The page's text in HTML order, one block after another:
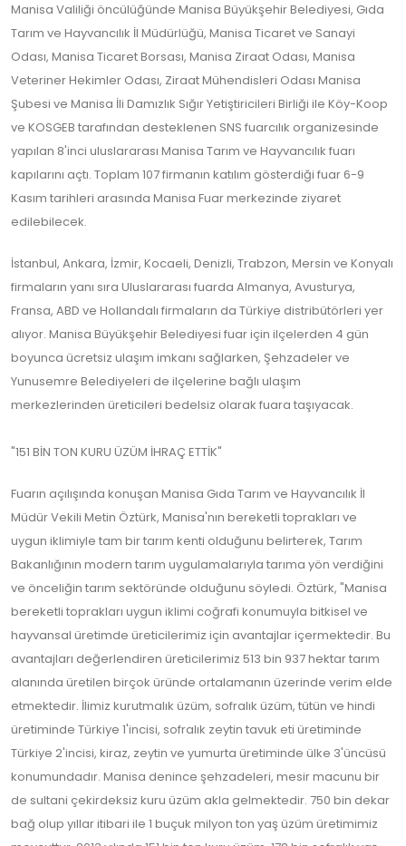
Manisa Valiliği öncülüğünde Manisa Büyükşehir Belediyesi, Gıda
Tarım ve Hayvancılık İl Müdürlüğü, Manisa Ticaret ve Sanayi
Odası, Manisa Ticaret Borsası, Manisa Ziraat Odası, Manisa
Veteriner Hekimler Odası, Ziraat Mühendisleri Odası Manisa
Şubesi ve Manisa İli Damızlık Sığır Yetiştiricileri Birliği ile Köy-Koop
ve KOSGEB tarafından desteklenen SNS fuarcılık organizesinde
yapılan 8'inci uluslararası Manisa Tarım ve Hayvancılık fuarı
kapılarını açtı. Toplam 107 firmanın katılım gösterdiği fuar 6-9
Kasım tarihleri arasında Manisa Fuar merkezinde ziyaret
edilebilecek.
İstanbul, Ankara, İzmir, Kocaeli, Denizli, Trabzon, Mersin ve Konyalı
firmaların yanı sıra Uluslararası fuarda Almanya, Avusturya,
Fransa, ABD ve Hollandalı firmaların da Türkiye distribütörleri yer
alıyor. Manisa Büyükşehir Belediyesi fuar için ilçelerden 4 gün
boyunca ücretsiz ulaşım imkanı sağlarken, Şehzadeler ve
Yunusemre Belediyeleri de ilçelerine bağlı ulaşım
merkezlerinden üreticileri bedelsiz olarak fuara taşıyacak.
"151 BİN TON KURU ÜZÜM İHRAÇ ETTİK"
Fuarın açılışında konuşan Manisa Gıda Tarım ve Hayvancılık İl
Müdür Vekili Metin Öztürk, Manisa'nın bereketli toprakları ve
uygun iklimiyle tam bir tarım kenti olduğunu belirterek, Tarım
Bakanlığının modern tarım uygulamalarıyla tarıma yön verdiğini
ve önceliğin tarım sektöründe olduğunu söyledi. Öztürk, "Manisa
bereketli toprakları uygun iklimi coğrafi konumuyla bitkisel ve
hayvansal üretimde üreticilerimiz için avantajlar içermektedir. Bu
avantajları değerlendiren üreticilerimiz 513 bin 937 hektar tarım
alanında üretilen birçok üründe ortalamanın üzerinde verim elde
etmektedir. İlimiz kurutmalık üzüm, sofralık üzüm, tütün ve hindi
üretiminde Türkiye 1'incisi, sofralık zeytin tavuk eti üretiminde
Türkiye 2'incisi, kiraz, zeytin ve yumurta üretiminde ülke 3'üncüsü
konumundadır. Manisa denince şehzadeleri, mesir macunu bir
de sultani çekirdeksiz kuru üzüm akla gelmektedir. 750 bin dekar
bağ olup yıllar itibari ile 1 buçuk milyon ton yaş üzüm üretimimiz